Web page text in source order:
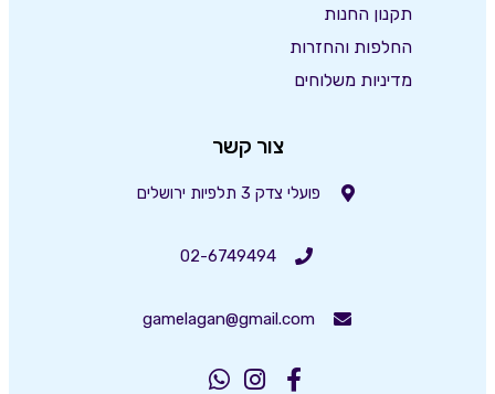
תקנון החנות
החלפות והחזרות
מדיניות משלוחים
צור קשר
פועלי צדק 3 תלפיות ירושלים
02-6749494
gamelagan@gmail.com